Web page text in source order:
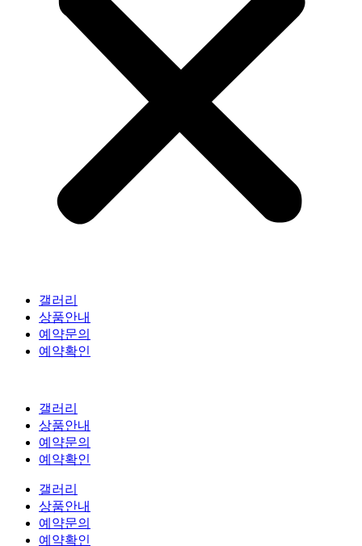
갤러리
상품안내
예약문의
예약확인
갤러리
상품안내
예약문의
예약확인
갤러리
상품안내
예약문의
예약확인